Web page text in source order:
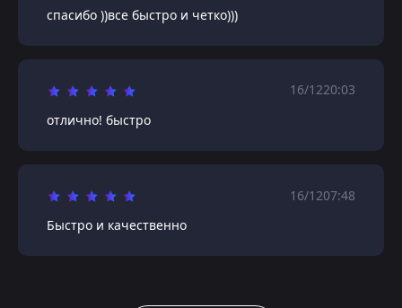
спасибо ))все быстро и четко)))
16/1220:03
отлично! быстро
16/1207:48
Быстро и качественно